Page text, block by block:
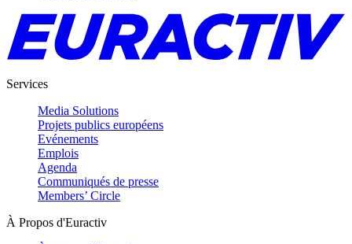
Services
Media Solutions
Projets publics européens
Evénements
Emplois
Agenda
Communiqués de presse
Members’ Circle
À Propos d'Euractiv